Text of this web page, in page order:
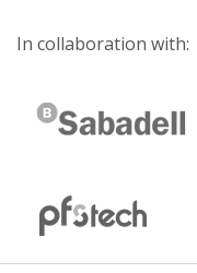
In collaboration with: